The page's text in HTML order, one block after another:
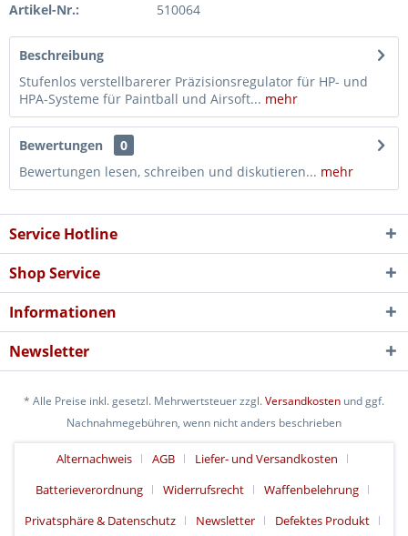
Artikel-Nr.: 510064
Beschreibung
Stufenlos verstellbarerer Präzisionsregulator für HP- und
HPA-Systeme für Paintball und Airsoft... mehr
Bewertungen
0
Bewertungen lesen, schreiben und diskutieren... mehr
Service Hotline
Shop Service
Informationen
Newsletter
* Alle Preise inkl. gesetzl. Mehrwertsteuer zzgl.Versandkosten und ggf.
Nachnahmegebühren, wenn nicht anders beschrieben
Alternachweis AGB
Liefer- und Versandkosten
Batterieverordnung
Widerrufsrecht
Waffenbelehrung
Privatsphäre & Datenschutz
Newsletter Defektes Produkt